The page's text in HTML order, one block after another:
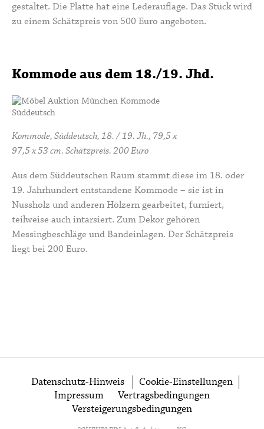
gestaltet. Die Platte hat eine Lederauflage. Das Stück wird
zu einem Schätzpreis von 500 Euro angeboten.
Kommode aus dem 18./19. Jhd.
Kommode, Süddeutsch, 18. / 19. Jh., 79,5 x
97,5 x 53 cm. Schätzpreis. 200 Euro
Aus dem Süddeutschen Raum stammt diese im 18. oder
19. Jahrhundert entstandene Kommode – sie ist in
Nussholz und anderen Hölzern gearbeitet, furniert,
teilweise auch intarsiert. Zum Dekor gehören
Messingbeschläge und Bandeinlagen. Der Schätzpreis
liegt bei 200 Euro.
Datenschutz-Hinweis
Cookie-Einstellungen
Impressum
Vertragsbedingungen
Versteigerungsbedingungen